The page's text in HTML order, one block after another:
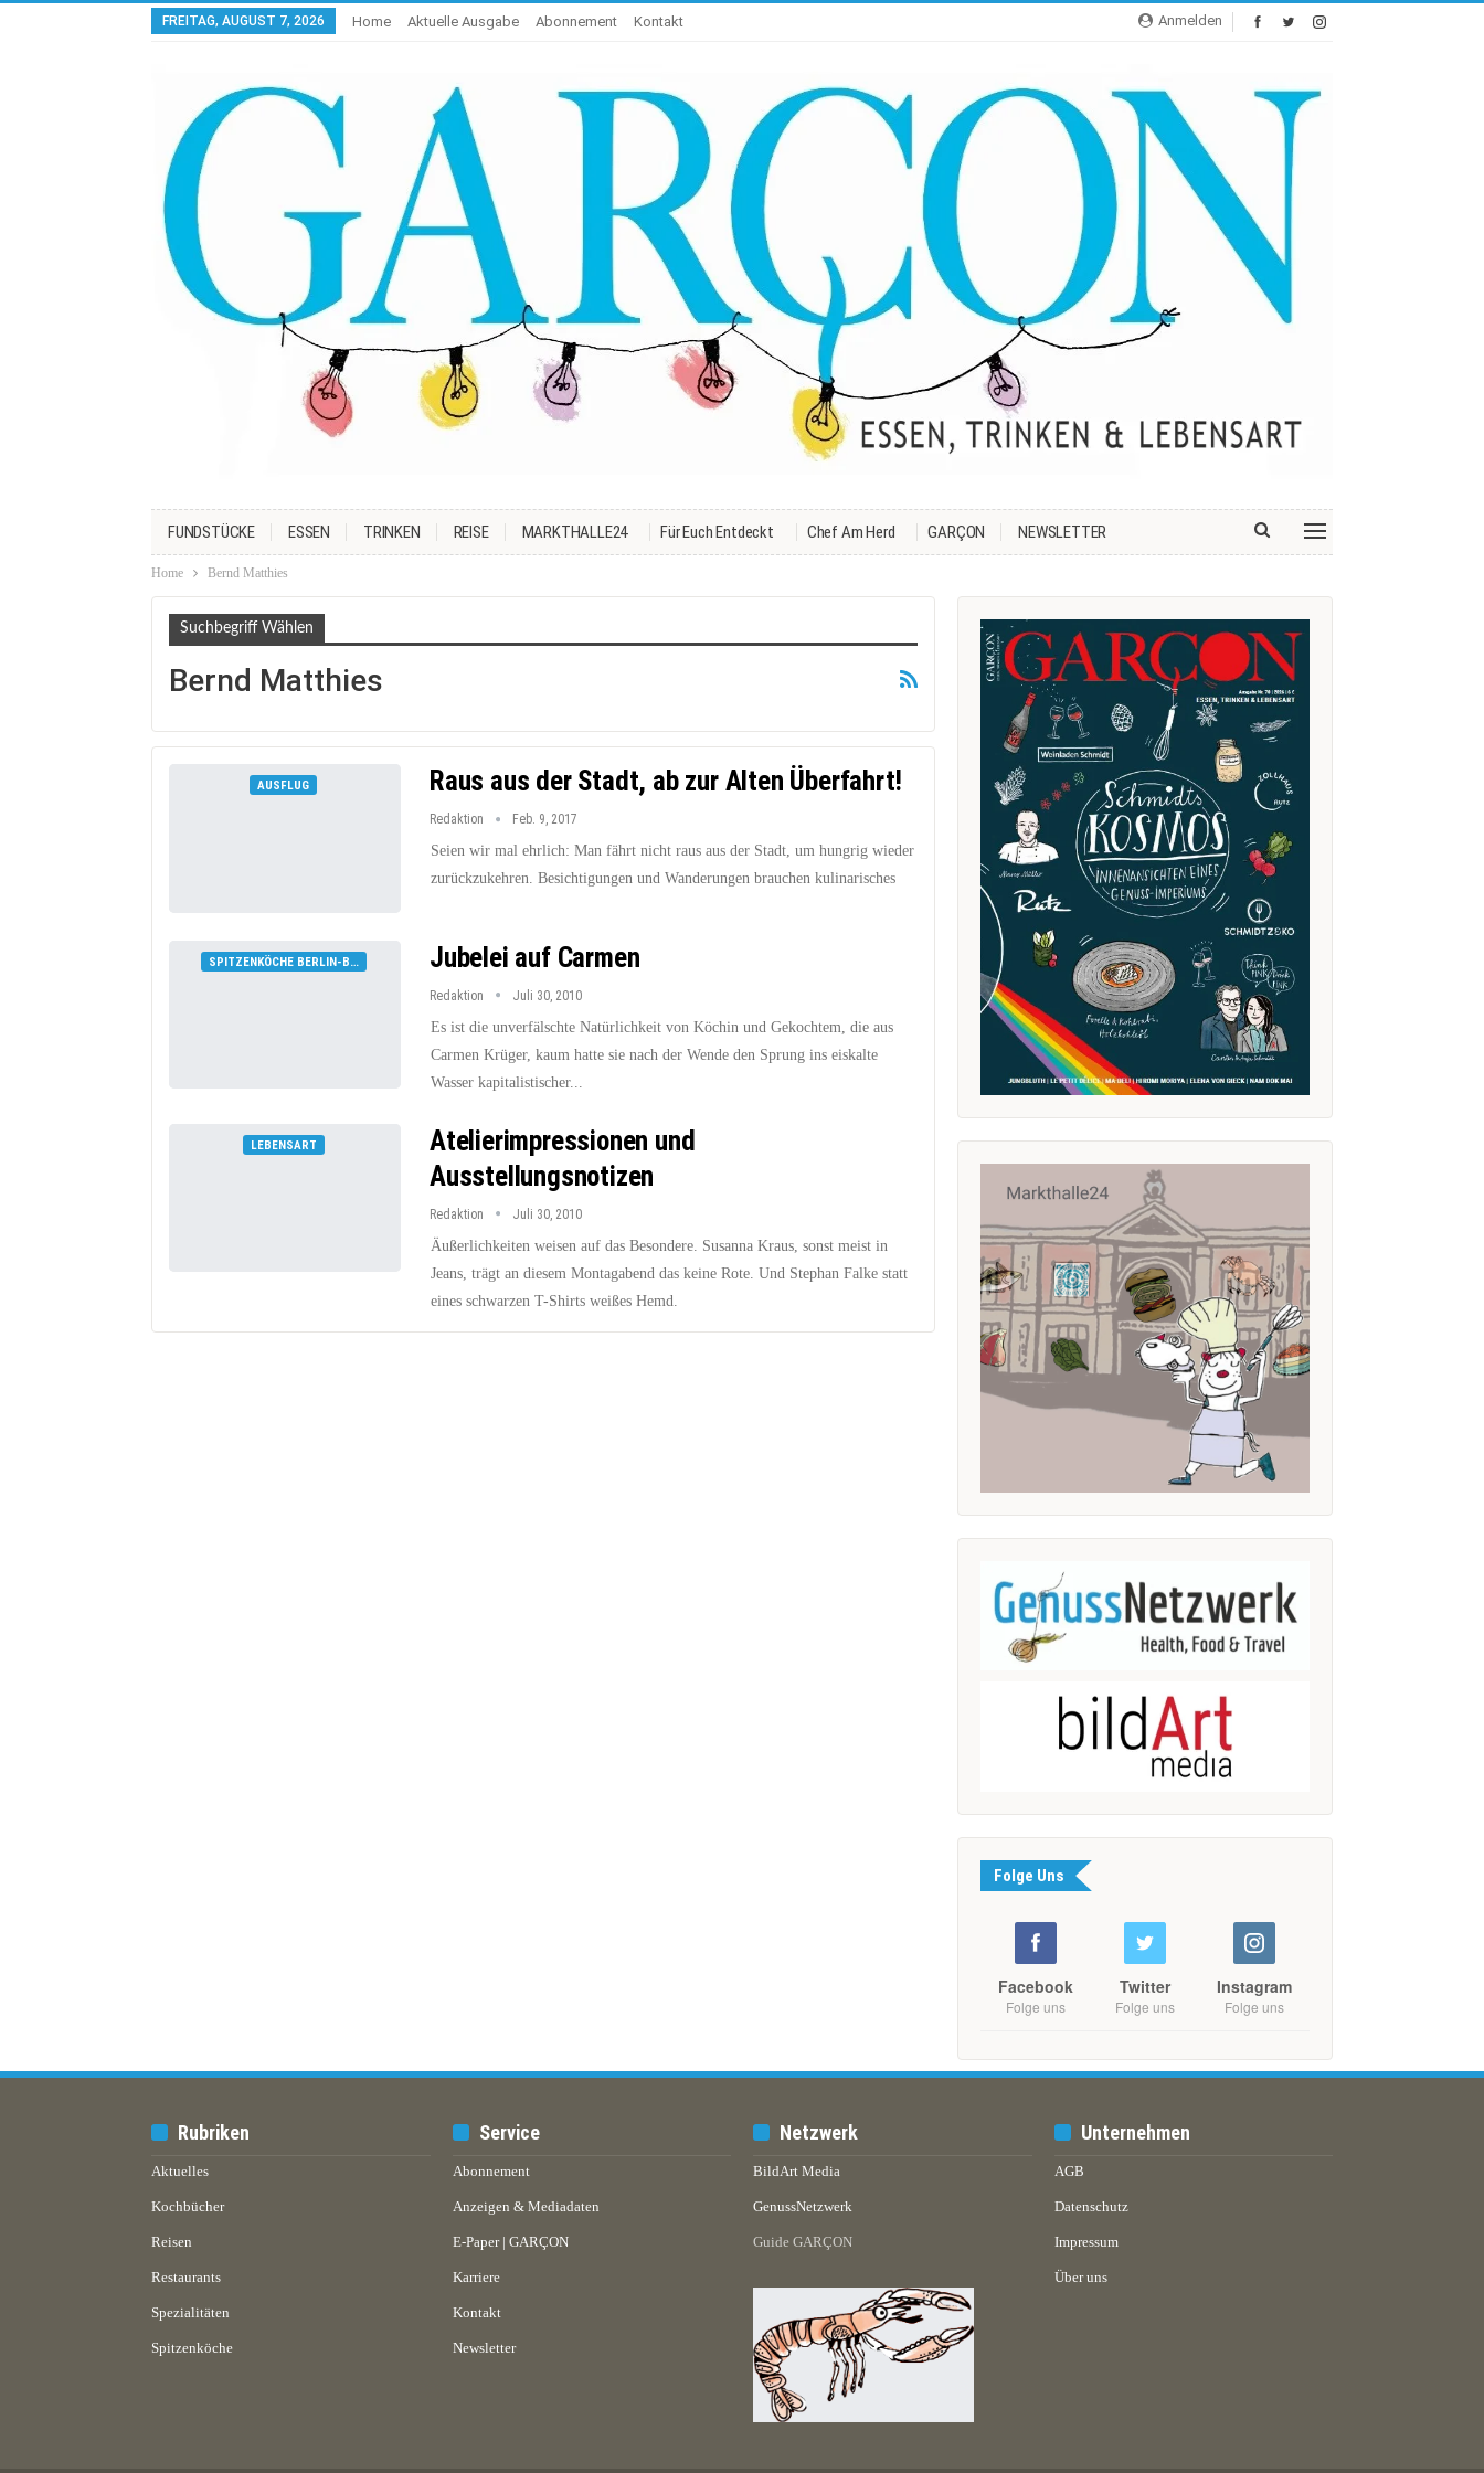
Anmelden
FREITAG, AUGUST 7, 2026 Home Aktuelle Ausgabe Abonnement Kontakt
FUNDSTÜCKE ESSEN TRINKEN REISE MARKTHALLE24 Für Euch Entdeckt Chef Am Herd GARÇON NEWSLETTER
Home Bernd Matthies
Suchbegriff Wählen
Bernd Matthies
AUSFLUG Raus aus der Stadt, ab zur Alten Überfahrt!
Redaktion Feb. 9, 2017
Seien wir mal ehrlich: Man fährt nicht raus aus der Stadt, um hungrig wieder
zurückzukehren. Besichtigungen und Wanderungen brauchen kulinarisches
SPITZENKÖCHE BERLIN-BRANDENBURG Jubelei auf Carmen
Redaktion Juli 30, 2010
Es ist die unverfälschte Natürlichkeit von Köchin und Gekochtem, die aus
Carmen Krüger, kaum hatte sie nach der Wende den Sprung ins eiskalte
Wasser kapitalistischer...
LEBENSART
Atelierimpressionen und
Ausstellungsnotizen
Redaktion Juli 30, 2010
Äußerlichkeiten weisen auf das Besondere. Susanna Kraus, sonst meist in
Jeans, trägt an diesem Montagabend das keine Rote. Und Stephan Falke statt
eines schwarzen T-Shirts weißes Hemd.
Folge Uns
Facebook
Folge uns
Twitter
Folge uns
Instagram
Folge uns
Rubriken
Aktuelles
Kochbücher
Reisen
Restaurants
Spezialitäten
Spitzenköche
Service
Abonnement
Anzeigen & Mediadaten
E-Paper | GARÇON
Karriere
Kontakt
Newsletter
Netzwerk
BildArt Media
GenussNetzwerk
Guide GARÇON
Unternehmen
AGB
Datenschutz
Impressum
Über uns